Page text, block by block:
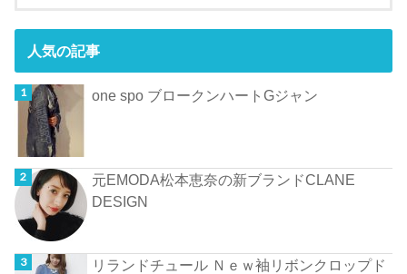
人気の記事
one spo ブロークンハートGジャン
元EMODA松本恵奈の新ブランドCLANE
DESIGN
リランドチュール Ｎｅｗ袖リボンクロップド